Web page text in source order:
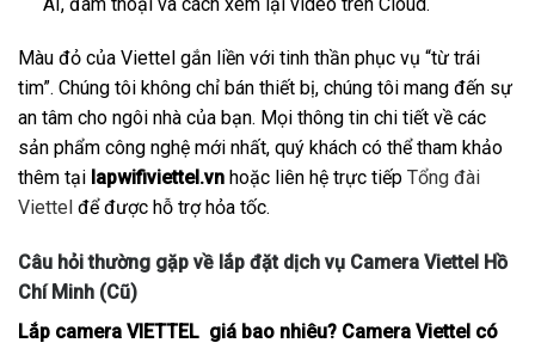
Màu đỏ của Viettel gắn liền với tinh thần phục vụ “từ trái
tim”. Chúng tôi không chỉ bán thiết bị, chúng tôi mang đến sự
an tâm cho ngôi nhà của bạn. Mọi thông tin chi tiết về các
sản phẩm công nghệ mới nhất, quý khách có thể tham khảo
thêm tại lapwifiviettel.vn hoặc liên hệ trực tiếp Tổng đài
Viettel để được hỗ trợ hỏa tốc.
Câu hỏi thường gặp về lắp đặt dịch vụ Camera Viettel Hồ
Chí Minh (Cũ)
Lắp camera VIETTEL giá bao nhiêu? Camera Viettel có